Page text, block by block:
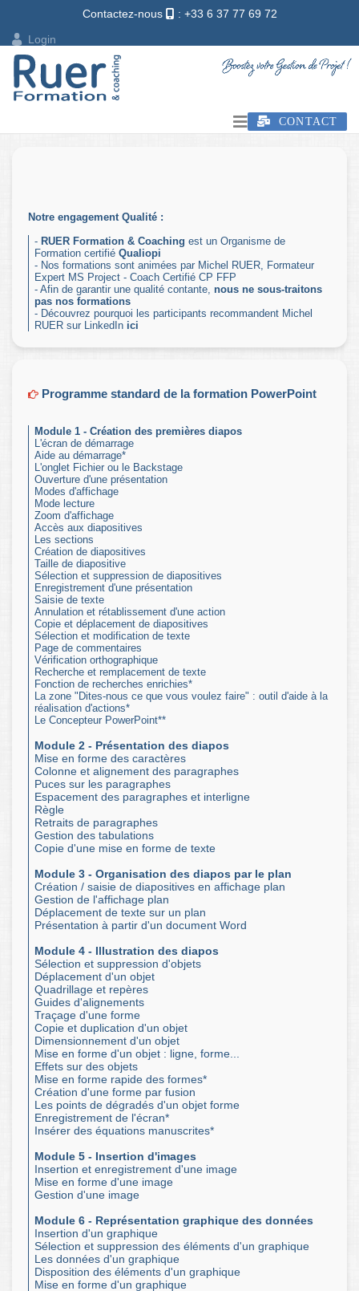
Contactez-nous
: +33 6 37 77 69 72
Login
CONTACT
Notre engagement Qualité :
- RUER Formation & Coaching est un Organisme de
Formation certifié Qualiopi
- Nos formations sont animées par Michel RUER, Formateur
Expert MS Project - Coach Certifié CP FFP
- Afin de garantir une qualité contante, nous ne sous-traitons
pas nos formations
- Découvrez pourquoi les participants recommandent Michel
RUER sur LinkedIn ici
Programme standard de la formation PowerPoint
Module 1 - Création des premières diapos
L'écran de démarrage
Aide au démarrage*
L'onglet Fichier ou le Backstage
Ouverture d'une présentation
Modes d'affichage
Mode lecture
Zoom d'affichage
Accès aux diapositives
Les sections
Création de diapositives
Taille de diapositive
Sélection et suppression de diapositives
Enregistrement d'une présentation
Saisie de texte
Annulation et rétablissement d'une action
Copie et déplacement de diapositives
Sélection et modification de texte
Page de commentaires
Vérification orthographique
Recherche et remplacement de texte
Fonction de recherches enrichies*
La zone "Dites-nous ce que vous voulez faire" : outil d'aide à la
réalisation d'actions*
Le Concepteur PowerPoint**
Module 2 - Présentation des diapos
Mise en forme des caractères
Colonne et alignement des paragraphes
Puces sur les paragraphes
Espacement des paragraphes et interligne
Règle
Retraits de paragraphes
Gestion des tabulations
Copie d'une mise en forme de texte
Module 3 - Organisation des diapos par le plan
Création / saisie de diapositives en affichage plan
Gestion de l'affichage plan
Déplacement de texte sur un plan
Présentation à partir d'un document Word
Module 4 - Illustration des diapos
Sélection et suppression d'objets
Déplacement d'un objet
Quadrillage et repères
Guides d'alignements
Traçage d'une forme
Copie et duplication d'un objet
Dimensionnement d'un objet
Mise en forme d'un objet : ligne, forme...
Effets sur des objets
Mise en forme rapide des formes*
Création d'une forme par fusion
Les points de dégradés d'un objet forme
Enregistrement de l'écran*
Insérer des équations manuscrites*
Module 5 - Insertion d'images
Insertion et enregistrement d'une image
Mise en forme d'une image
Gestion d'une image
Module 6 - Représentation graphique des données
Insertion d'un graphique
Sélection et suppression des éléments d'un graphique
Les données d'un graphique
Disposition des éléments d'un graphique
Mise en forme d'un graphique